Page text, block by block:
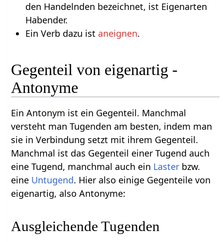
den Handelnden bezeichnet, ist Eigenarten
Habender.
Ein Verb dazu ist aneignen.
Gegenteil von eigenartig -
Antonyme
Ein Antonym ist ein Gegenteil. Manchmal
versteht man Tugenden am besten, indem man
sie in Verbindung setzt mit ihrem Gegenteil.
Manchmal ist das Gegenteil einer Tugend auch
eine Tugend, manchmal auch ein Laster bzw.
eine Untugend. Hier also einige Gegenteile von
eigenartig, also Antonyme:
Ausgleichende Tugenden